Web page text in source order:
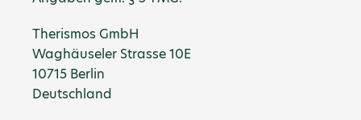
Therismos GmbH
Waghäuseler Strasse 10E
10715 Berlin
Deutschland